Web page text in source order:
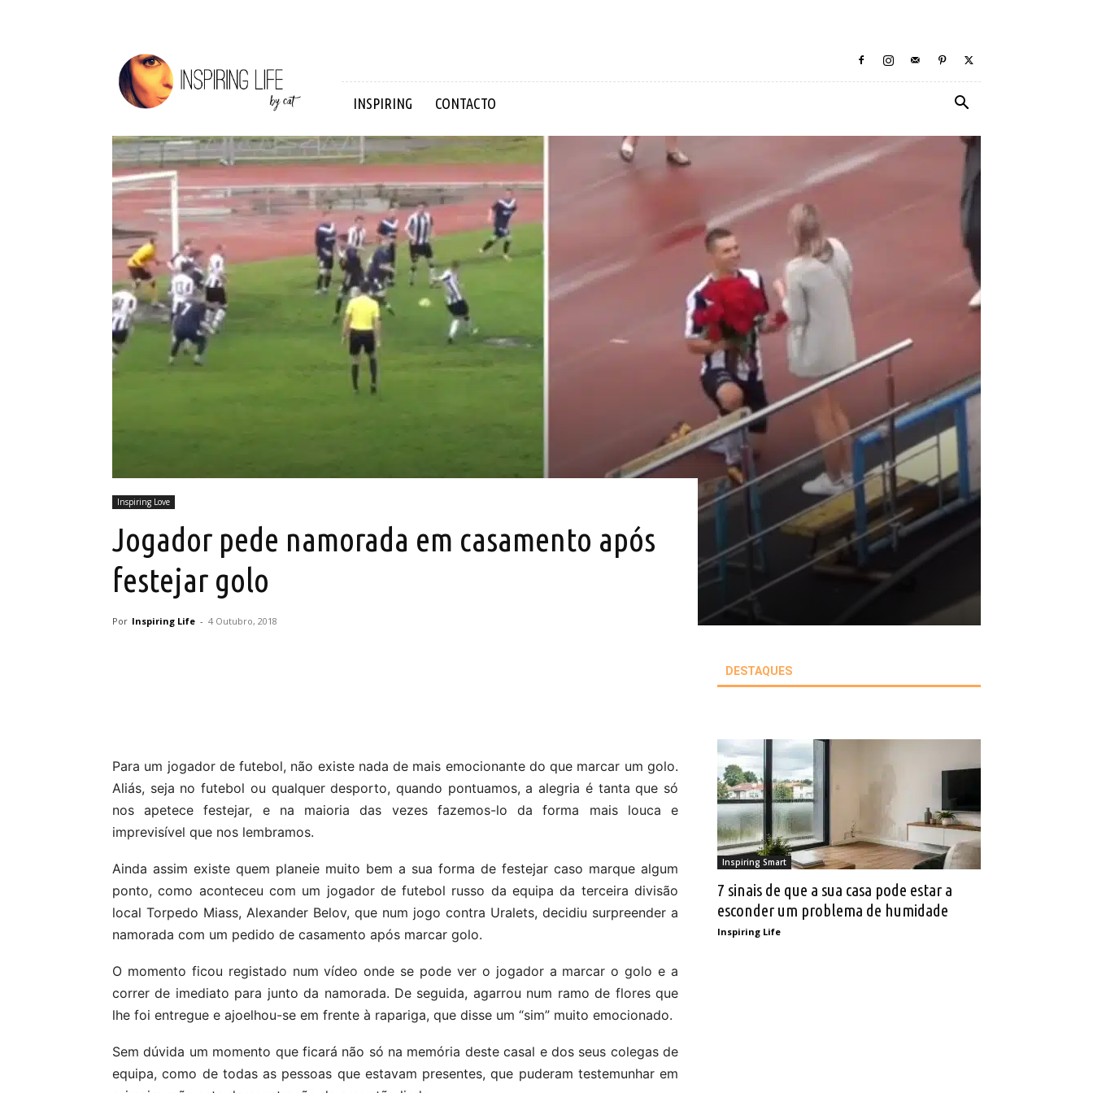
Inspiring
Life
INSPIRING CONTACTO
Inspiring Love
Jogador pede namorada em casamento após
festejar golo
Por Inspiring Life - 4 Outubro, 2018
Para um jogador de futebol, não existe nada de mais emocionante do que marcar um golo.
Aliás, seja no futebol ou qualquer desporto, quando pontuamos, a alegria é tanta que só
nos apetece festejar, e na maioria das vezes fazemos-lo da forma mais louca e
imprevisível que nos lembramos.
Ainda assim existe quem planeie muito bem a sua forma de festejar caso marque algum
ponto, como aconteceu com um jogador de futebol russo da equipa da terceira divisão
local Torpedo Miass, Alexander Belov, que num jogo contra Uralets, decidiu surpreender a
namorada com um pedido de casamento após marcar golo.
O momento ficou registado num vídeo onde se pode ver o jogador a marcar o golo e a
correr de imediato para junto da namorada. De seguida, agarrou num ramo de flores que
lhe foi entregue e ajoelhou-se em frente à rapariga, que disse um “sim” muito emocionado.
Sem dúvida um momento que ficará não só na memória deste casal e dos seus colegas de
equipa, como de todas as pessoas que estavam presentes, que puderam testemunhar em
DESTAQUES
Inspiring Smart
7 sinais de que a sua casa pode estar a
esconder um problema de humidade
Inspiring Life